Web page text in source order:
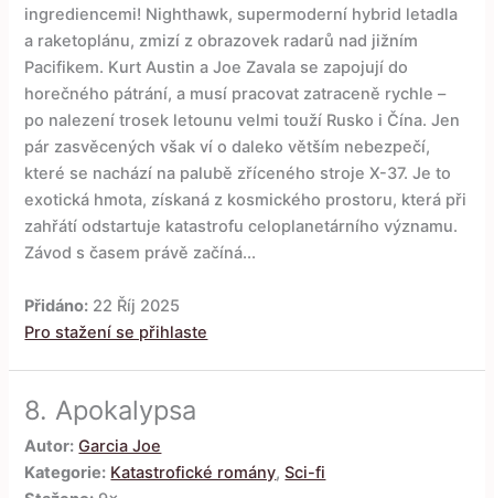
ingrediencemi! Nighthawk, supermoderní hybrid letadla
a raketoplánu, zmizí z obrazovek radarů nad jižním
Pacifikem. Kurt Austin a Joe Zavala se zapojují do
horečného pátrání, a musí pracovat zatraceně rychle –
po nalezení trosek letounu velmi touží Rusko i Čína. Jen
pár zasvěcených však ví o daleko větším nebezpečí,
které se nachází na palubě zříceného stroje X-37. Je to
exotická hmota, získaná z kosmického prostoru, která při
zahřátí odstartuje katastrofu celoplanetárního významu.
Závod s časem právě začíná...
Přidáno: 22 Říj 2025
Pro stažení se přihlaste
8.Apokalypsa
Autor: Garcia Joe
Kategorie: Katastrofické romány,Sci-fi